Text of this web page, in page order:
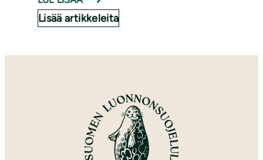
Lisää artikkeleita